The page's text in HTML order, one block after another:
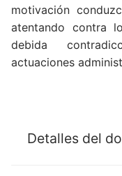
motivación
atentando contra
debida
actuaciones
Detalles del